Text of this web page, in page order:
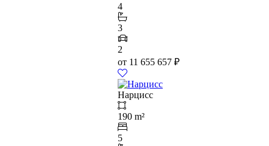
4
3
2
от 11 655 657 ₽
Нарцисс
190 m²
5